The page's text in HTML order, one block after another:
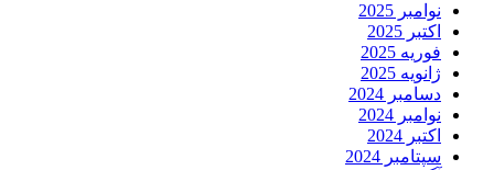
نوامبر 2025
اکتبر 2025
فوریه 2025
ژانویه 2025
دسامبر 2024
نوامبر 2024
اکتبر 2024
سپتامبر 2024